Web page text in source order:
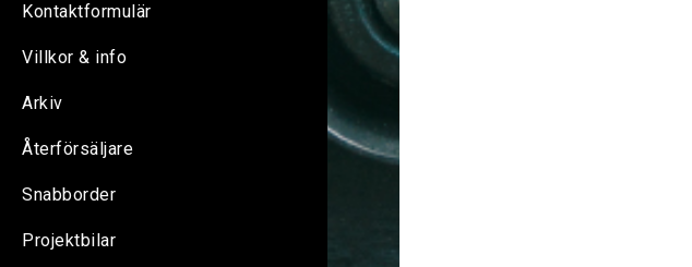
Kontaktformulär
Villkor & info
Arkiv
Återförsäljare
Snabborder
Projektbilar